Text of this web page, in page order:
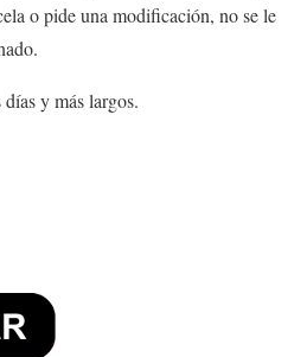
o pide una modificación, no se le
y más largos.